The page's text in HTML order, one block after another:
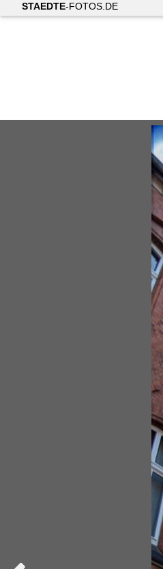
STAEDTE-FOTOS.DE